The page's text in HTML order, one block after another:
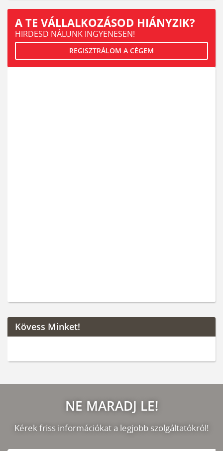
A TE VÁLLALKOZÁSOD HIÁNYZIK?
HIRDESD NÁLUNK INGYENESEN!
REGISZTRÁLOM A CÉGEM
Kövess Minket!
NE MARADJ LE!
Kérek friss információkat a legjobb szolgáltatókról!